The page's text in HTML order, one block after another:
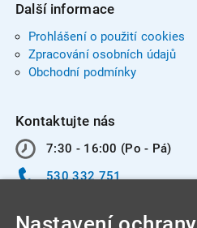
Další informace
Prohlášení o použití cookies
Zpracování osobních údajů
Obchodní podmínky
Kontaktujte nás
7:30 - 16:00 (Po - Pá)
530 332 751